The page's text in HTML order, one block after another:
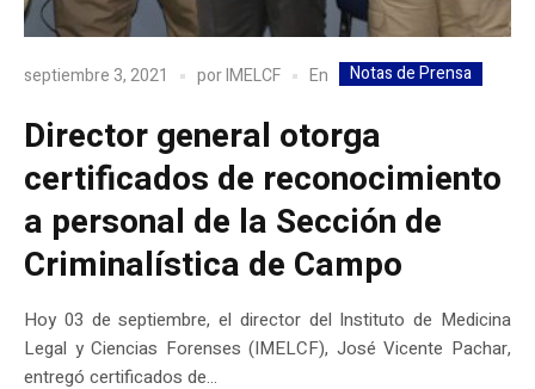
septiembre 3, 2021 porIMELCF En Notas de Prensa
Director general otorga
certificados de reconocimiento
a personal de la Sección de
Criminalística de Campo
Hoy 03 de septiembre, el director del Instituto de Medicina
Legal y Ciencias Forenses (IMELCF), José Vicente Pachar,
entregó certificados de...